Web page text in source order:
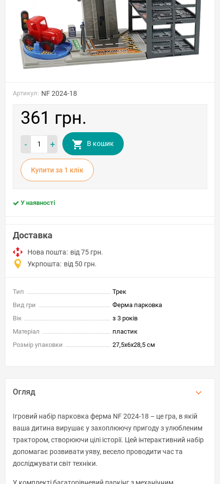
Артикул: NF 2024-18
361 грн.
- + В кошик
Купити за 1 клiк
У наявності
Доставка
Нова пошта: від 75 грн.
Укрпошта: від 50 грн.
Тип
Трек
Вид гри
Ферма парковка
Вік
з 3 років
Матеріал
пластик
Розмір упаковки
27,5x6x28,5 см
Огляд
Ігровий набір парковка ферма NF 2024-18 – це гра, в якій
ваша дитина вирушає у захоплюючу пригоду з улюбленим
трактором, створюючи цілі історії. Цей інтерактивний набір
допомагає розвивати уяву, весело проводити час та
досліджувати світ техніки.